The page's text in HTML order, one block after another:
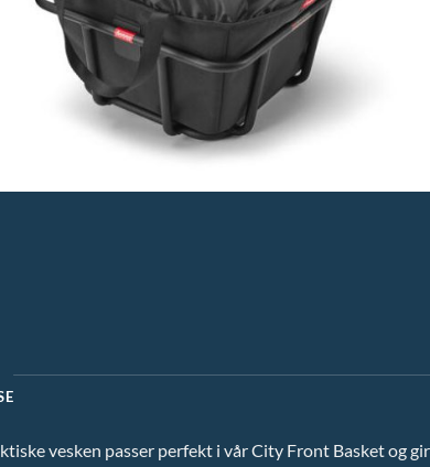
vesken passer perfekt i vår City Front Basket og